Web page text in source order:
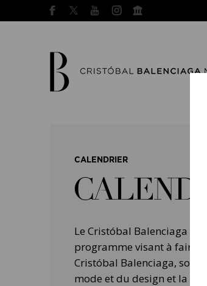
CALENDRIER
Le Cristóbal Balenciaga
programme visant à faire
Cristóbal Balenciaga, son
mode et du design et la